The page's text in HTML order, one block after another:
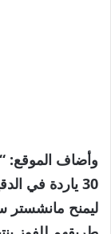
وأضاف
ليمنح مانشستر